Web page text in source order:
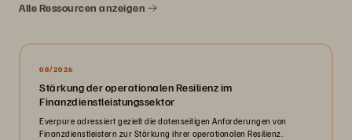
Alle Ressourcen anzeigen
08/2026
Stärkung der operationalen Resilienz im
Finanzdienstleistungssektor
Everpure adressiert gezielt die datenseitigen Anforderungen von
Finanzdienstleistern zur Stärkung ihrer operationalen Resilienz.